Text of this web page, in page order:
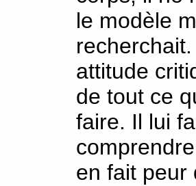
le modèle
attitude
de tout ce
faire. Il lui
en fait peur